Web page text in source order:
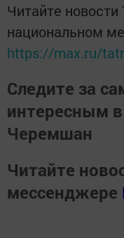
Читайте новости
национальном
https://max.ru/
Следите за
интересным в
Черемшан
Читайте
мессенджере